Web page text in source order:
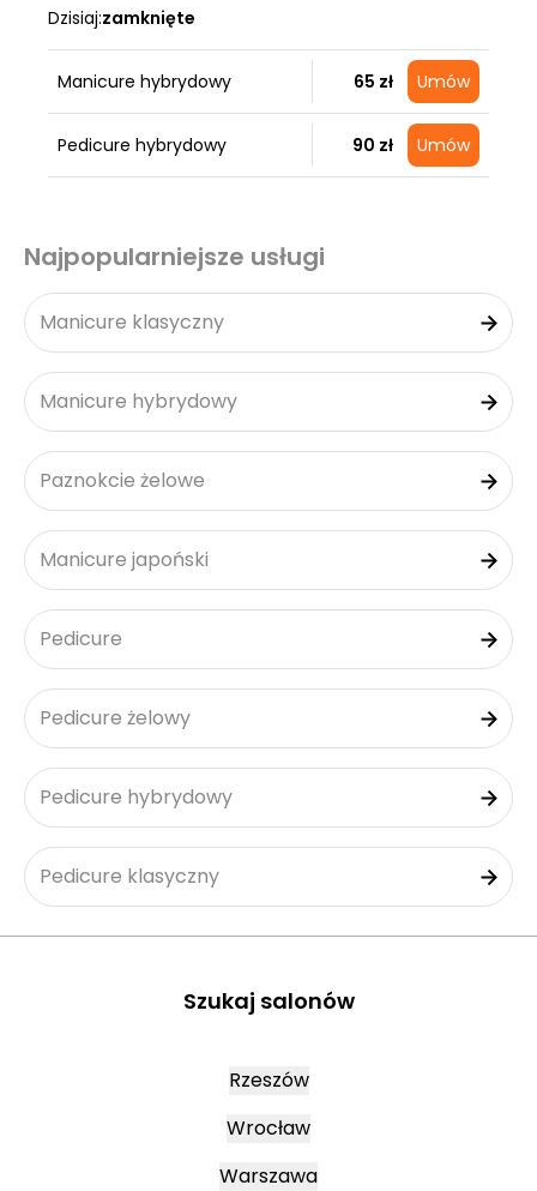
Dzisiaj:zamknięte
Manicure hybrydowy 65 zł Umów
Pedicure hybrydowy 90 zł Umów
Najpopularniejsze usługi
Manicure klasyczny
Manicure hybrydowy
Paznokcie żelowe
Manicure japoński
Pedicure
Pedicure żelowy
Pedicure hybrydowy
Pedicure klasyczny
Szukaj salonów
Rzeszów
Wrocław
Warszawa